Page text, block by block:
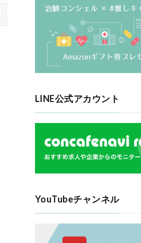
LINE公式アカウント
YouTubeチャンネル